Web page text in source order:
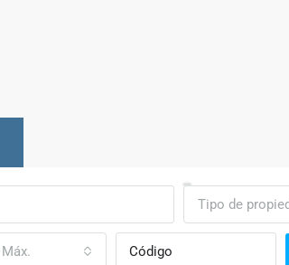
Tipo de